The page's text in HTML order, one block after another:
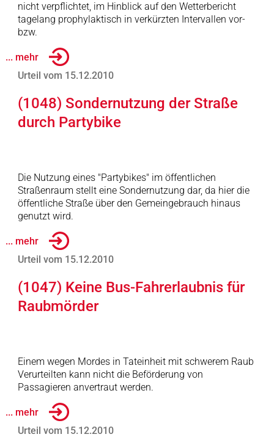
nicht verpflichtet, im Hinblick auf den Wetterbericht
tagelang prophylaktisch in verkürzten Intervallen vor-
bzw.
... mehr
Urteil vom 15.12.2010
(1048) Sondernutzung der Straße
durch Partybike
Die Nutzung eines "Partybikes" im öffentlichen
Straßenraum stellt eine Sondernutzung dar, da hier die
öffentliche Straße über den Gemeingebrauch hinaus
genutzt wird.
... mehr
Urteil vom 15.12.2010
(1047) Keine Bus-Fahrerlaubnis für
Raubmörder
Einem wegen Mordes in Tateinheit mit schwerem Raub
Verurteilten kann nicht die Beförderung von
Passagieren anvertraut werden.
... mehr
Urteil vom 15.12.2010